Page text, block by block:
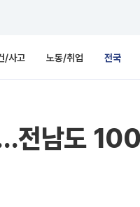
/사고 노동/취업 전국
전남도